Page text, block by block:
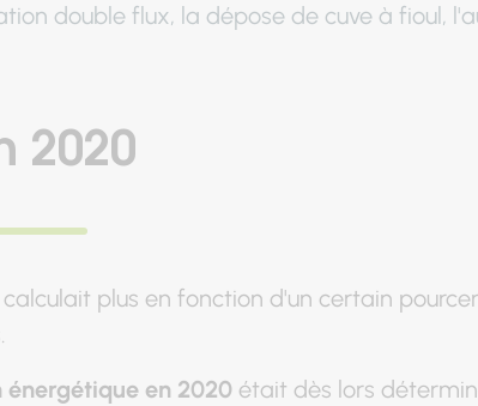
double flux, la dépose de cuve à fioul,
2020
plus en fonction d'un certain
en 2020 était dès lors